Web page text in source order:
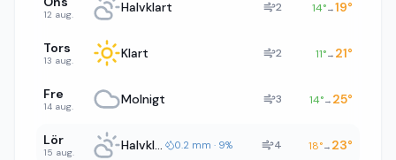
12 aug. Halvklart 2 14°→19°
Tors
13 aug. Klart 2 11°→ 21°
Fre
14 aug. Molnigt 3 14°→ 25°
Lör
15 aug. Halvklart 0.2 mm · 9% 4 18°→ 23°